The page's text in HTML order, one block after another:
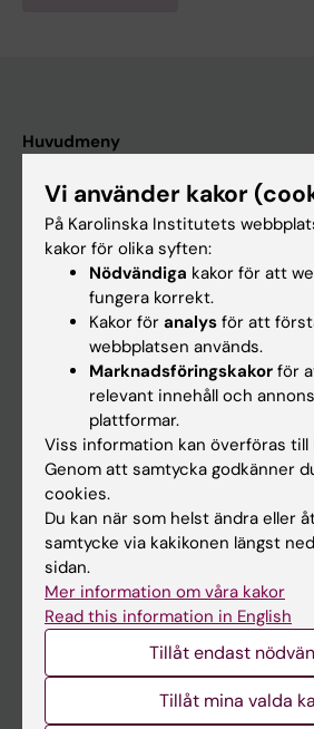
Huvudmeny
Utbildning
Forskarutbildning
Forskning
På gång
Kalender
Student
Ladok
Canvas
Schema
Kurs- och programwebbar
Student på KI
Vi använder kakor
På Karolinska Institutets
kakor för olika syften:
Nödvändiga kakor för att
fungera korrekt.
Kakor för analys för att
webbplatsen används.
Marknadsföringskakor för
relevant innehåll och
plattformar.
Viss information kan överföras till
Genom att samtycka godkänner
cookies.
Du kan när som helst ändra eller
samtycke via kakikonen längst
sidan.
Mer information om våra kakor
Read this information in English
Tillåt endast
Tillåt mina valda